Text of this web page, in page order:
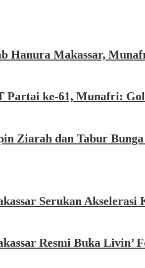
Hanura Makassar,
Partai ke-61, Munafri:
Ziarah dan Tabur
Serukan Akselerasi
Resmi Buka Livin’